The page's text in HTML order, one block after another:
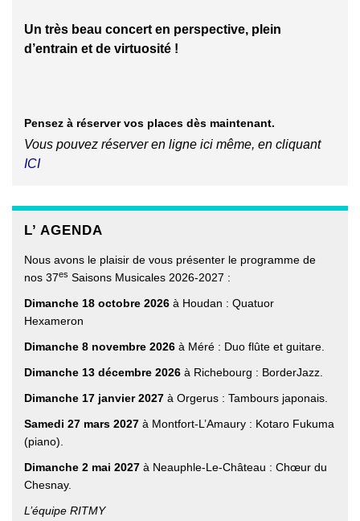
Un très beau concert en perspective, plein
d’entrain et de virtuosité !
Pensez à réserver vos places dès maintenant.
Vous pouvez réserver en ligne ici même, en cliquant
ICI
L’ AGENDA
Nous avons le plaisir de vous présenter le programme de
nos 37es Saisons Musicales 2026-2027 :
Dimanche 18 octobre 2026 à Houdan : Quatuor
Hexameron
Dimanche 8 novembre 2026 à Méré : Duo flûte et guitare.
Dimanche 13 décembre 2026 à Richebourg : BorderJazz.
Dimanche 17 janvier 2027 à Orgerus : Tambours japonais.
Samedi 27 mars 2027 à Montfort-L’Amaury : Kotaro Fukuma
(piano).
Dimanche 2 mai 2027 à Neauphle-Le-Château : Chœur du
Chesnay.
L’équipe RITMY